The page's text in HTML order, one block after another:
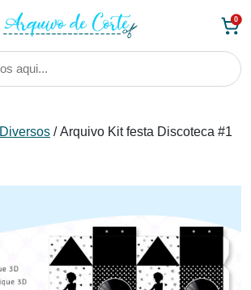
0
Diversos / Arquivo Kit festa Discoteca #1